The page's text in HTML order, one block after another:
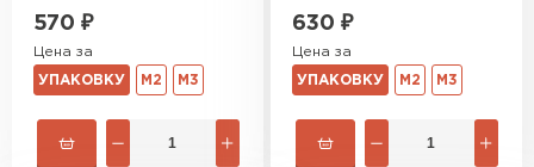
570 ₽
Цена за
УПАКОВКУ М2 М3
630 ₽
Цена за
УПАКОВКУ М2 М3